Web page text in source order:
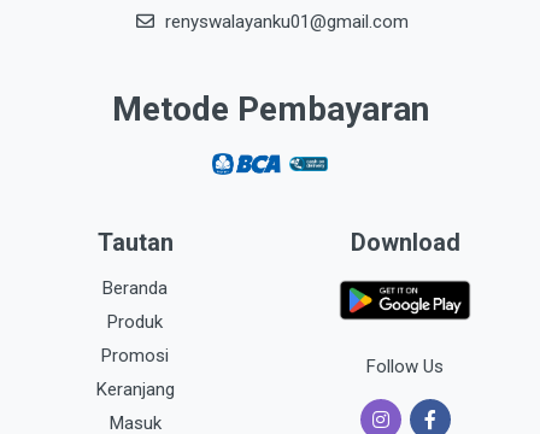
renyswalayanku01@gmail.com
Metode Pembayaran
Tautan
Beranda
Produk
Promosi
Keranjang
Masuk
Download
Follow Us